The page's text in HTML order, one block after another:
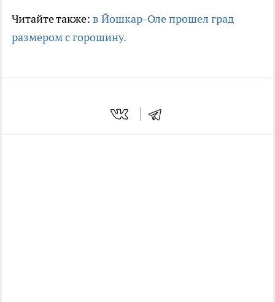
Читайте также: в Йошкар-Оле прошел град
размером с горошину.